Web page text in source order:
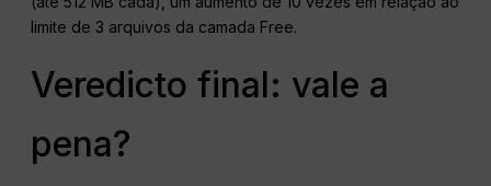
limite de 3 arquivos da camada Free.
Veredicto final: vale a
pena?